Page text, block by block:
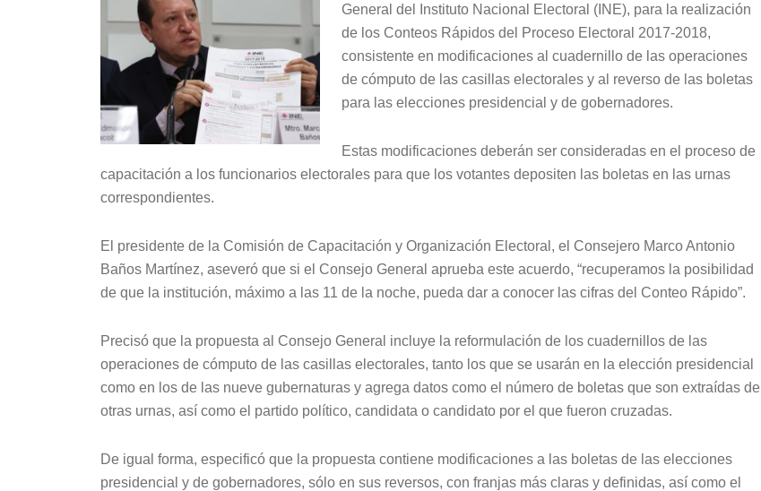
General del Instituto Nacional Electoral (INE), para la realización
de los Conteos Rápidos del Proceso Electoral 2017-2018,
consistente en modificaciones al cuadernillo de las operaciones
de cómputo de las casillas electorales y al reverso de las boletas
para las elecciones presidencial y de gobernadores.
Estas modificaciones deberán ser consideradas en el proceso de
capacitación a los funcionarios electorales para que los votantes depositen las boletas en las urnas
correspondientes.
El presidente de la Comisión de Capacitación y Organización Electoral, el Consejero Marco Antonio
Baños Martínez, aseveró que si el Consejo General aprueba este acuerdo, “recuperamos la posibilidad
de que la institución, máximo a las 11 de la noche, pueda dar a conocer las cifras del Conteo Rápido”.
Precisó que la propuesta al Consejo General incluye la reformulación de los cuadernillos de las
operaciones de cómputo de las casillas electorales, tanto los que se usarán en la elección presidencial
como en los de las nueve gubernaturas y agrega datos como el número de boletas que son extraídas de
otras urnas, así como el partido político, candidata o candidato por el que fueron cruzadas.
De igual forma, especificó que la propuesta contiene modificaciones a las boletas de las elecciones
presidencial y de gobernadores, sólo en sus reversos, con franjas más claras y definidas, así como el